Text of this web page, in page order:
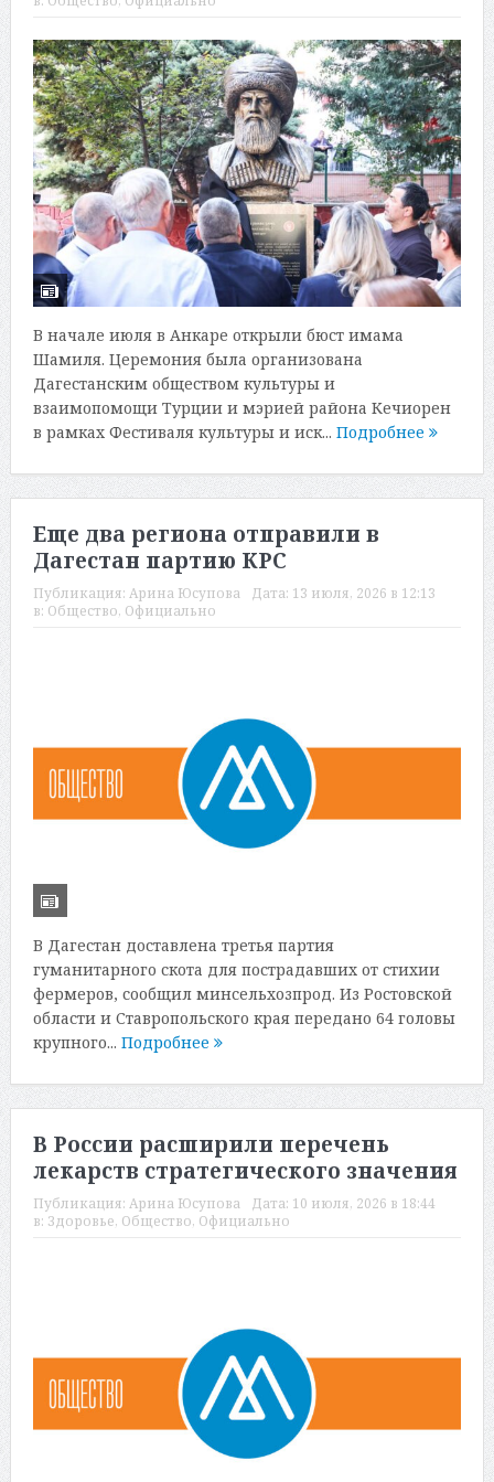
В начале июля в Анкаре открыли бюст имама
Шамиля. Церемония была организована
Дагестанским обществом культуры и
взаимопомощи Турции и мэрией района Кечиорен
в рамках Фестиваля культуры и иск... Подробнее
Еще два региона отправили в
Дагестан партию КРС
Публикация: Арина Юсупова Дата: 13 июля, 2026 в 12:13
в: Общество, Официально
В Дагестан доставлена третья партия
гуманитарного скота для пострадавших от стихии
фермеров, сообщил минсельхозпрод. Из Ростовской
области и Ставропольского края передано 64 головы
крупного... Подробнее
В России расширили перечень
лекарств стратегического значения
Публикация: Арина Юсупова Дата: 10 июля, 2026 в 18:44
в: Здоровье, Общество, Официально